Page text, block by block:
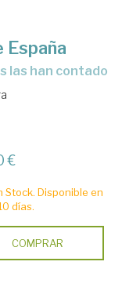
España
las han contado
€
Stock. Disponible en
días.
COMPRAR